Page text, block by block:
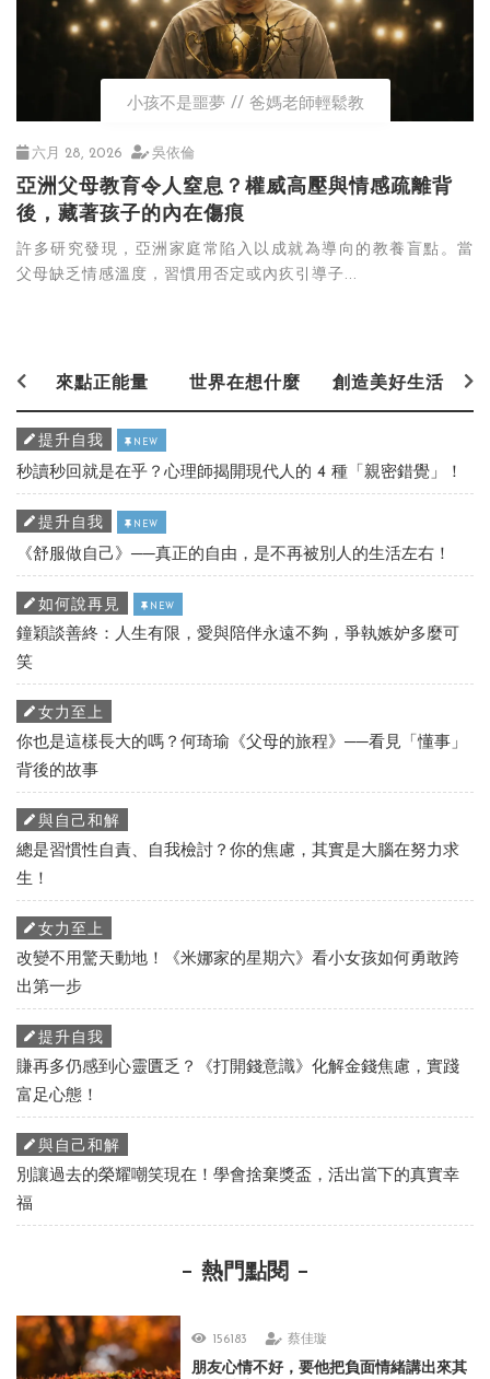
小孩不是噩夢 爸媽老師輕鬆教
六月 28, 2026 吳依倫
亞洲父母教育令人窒息？權威高壓與情感疏離背
後，藏著孩子的內在傷痕
許多研究發現，亞洲家庭常陷入以成就為導向的教養盲點。當
父母缺乏情感溫度，習慣用否定或內疚引導子...
來點正能量 世界在想什麼 創造美好生活
提升自我 NEW
秒讀秒回就是在乎？心理師揭開現代人的 4 種「親密錯覺」！
提升自我 NEW
《舒服做自己》──真正的自由，是不再被別人的生活左右！
如何說再見 NEW
鐘穎談善終：人生有限，愛與陪伴永遠不夠，爭執嫉妒多麼可
笑
女力至上
你也是這樣長大的嗎？何琦瑜《父母的旅程》──看見「懂事」
背後的故事
與自己和解
總是習慣性自責、自我檢討？你的焦慮，其實是大腦在努力求
生！
女力至上
改變不用驚天動地！《米娜家的星期六》看小女孩如何勇敢跨
出第一步
提升自我
賺再多仍感到心靈匱乏？《打開錢意識》化解金錢焦慮，實踐
富足心態！
與自己和解
別讓過去的榮耀嘲笑現在！學會捨棄獎盃，活出當下的真實幸
福
熱門點閱
156183 蔡佳璇
朋友心情不好，要他把負面情緒講出來其